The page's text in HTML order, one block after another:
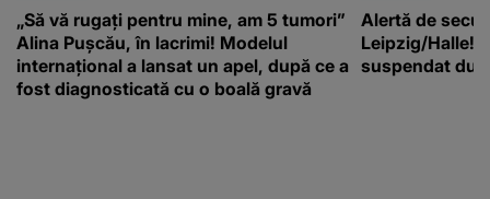
„Să vă rugați pentru mine, am 5 tumori”
Alina Pușcău, în lacrimi! Modelul
internațional a lansat un apel, după ce a
fost diagnosticată cu o boală gravă
Alertă de
Leipzig/Halle!
suspendat